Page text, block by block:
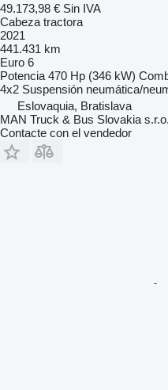
49.173,98 € Sin IVA
Cabeza tractora
2021
441.431 km
Euro 6
Potencia 470 Hp (346 kW)
4x2 Suspensión neumática/
Eslovaquia, Bratislava
MAN Truck & Bus Slovakia s.r.o.
Contacte con el vendedor